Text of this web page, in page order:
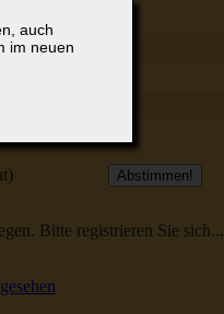
auch
im neuen
Bitte registrieren Sie sich...